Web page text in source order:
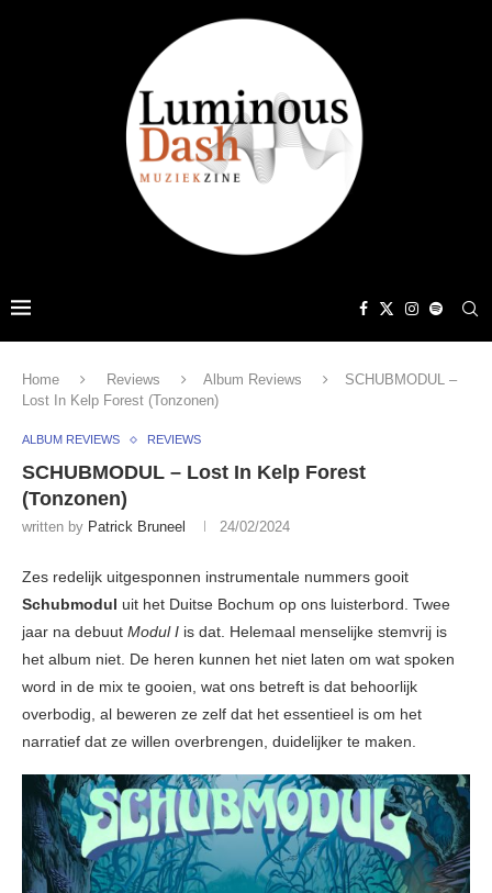
Home Reviews Album Reviews
SCHUBMODUL –
Lost In Kelp Forest (Tonzonen)
ALBUM REVIEWS REVIEWS
SCHUBMODUL – Lost In Kelp Forest
(Tonzonen)
written by Patrick Bruneel 24/02/2024
Zes redelijk uitgesponnen instrumentale nummers gooit
Schubmodul uit het Duitse Bochum op ons luisterbord. Twee
jaar na debuut Modul I is dat. Helemaal menselijke stemvrij is
het album niet. De heren kunnen het niet laten om wat spoken
word in de mix te gooien, wat ons betreft is dat behoorlijk
overbodig, al beweren ze zelf dat het essentieel is om het
narratief dat ze willen overbrengen, duidelijker te maken.